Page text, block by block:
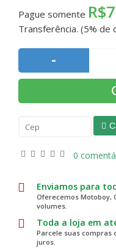
Pague somente
Transferência. (5% de
-
0
Enviamos para
Oferecemos Motoboy,
volumes.
Toda a loja em
Parcele suas compras
juros.